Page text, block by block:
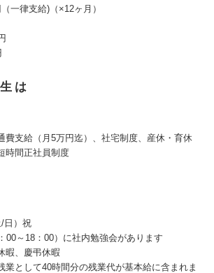
一律支給)（×12ヶ月）
は
費支給（月5万円迄）、社宅制度、産休・育休
時間正社員制度
日）祝
00～18：00）に社内勉強会があります
暇、慶弔休暇
業として40時間分の残業代が基本給に含まれま